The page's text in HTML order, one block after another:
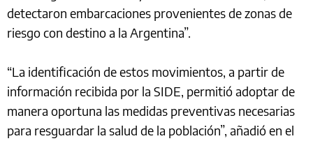
detectaron embarcaciones provenientes de zonas de
riesgo con destino a la Argentina”.
“La identificación de estos movimientos, a partir de
información recibida por la SIDE, permitió adoptar de
manera oportuna las medidas preventivas necesarias
para resguardar la salud de la población”, añadió en el